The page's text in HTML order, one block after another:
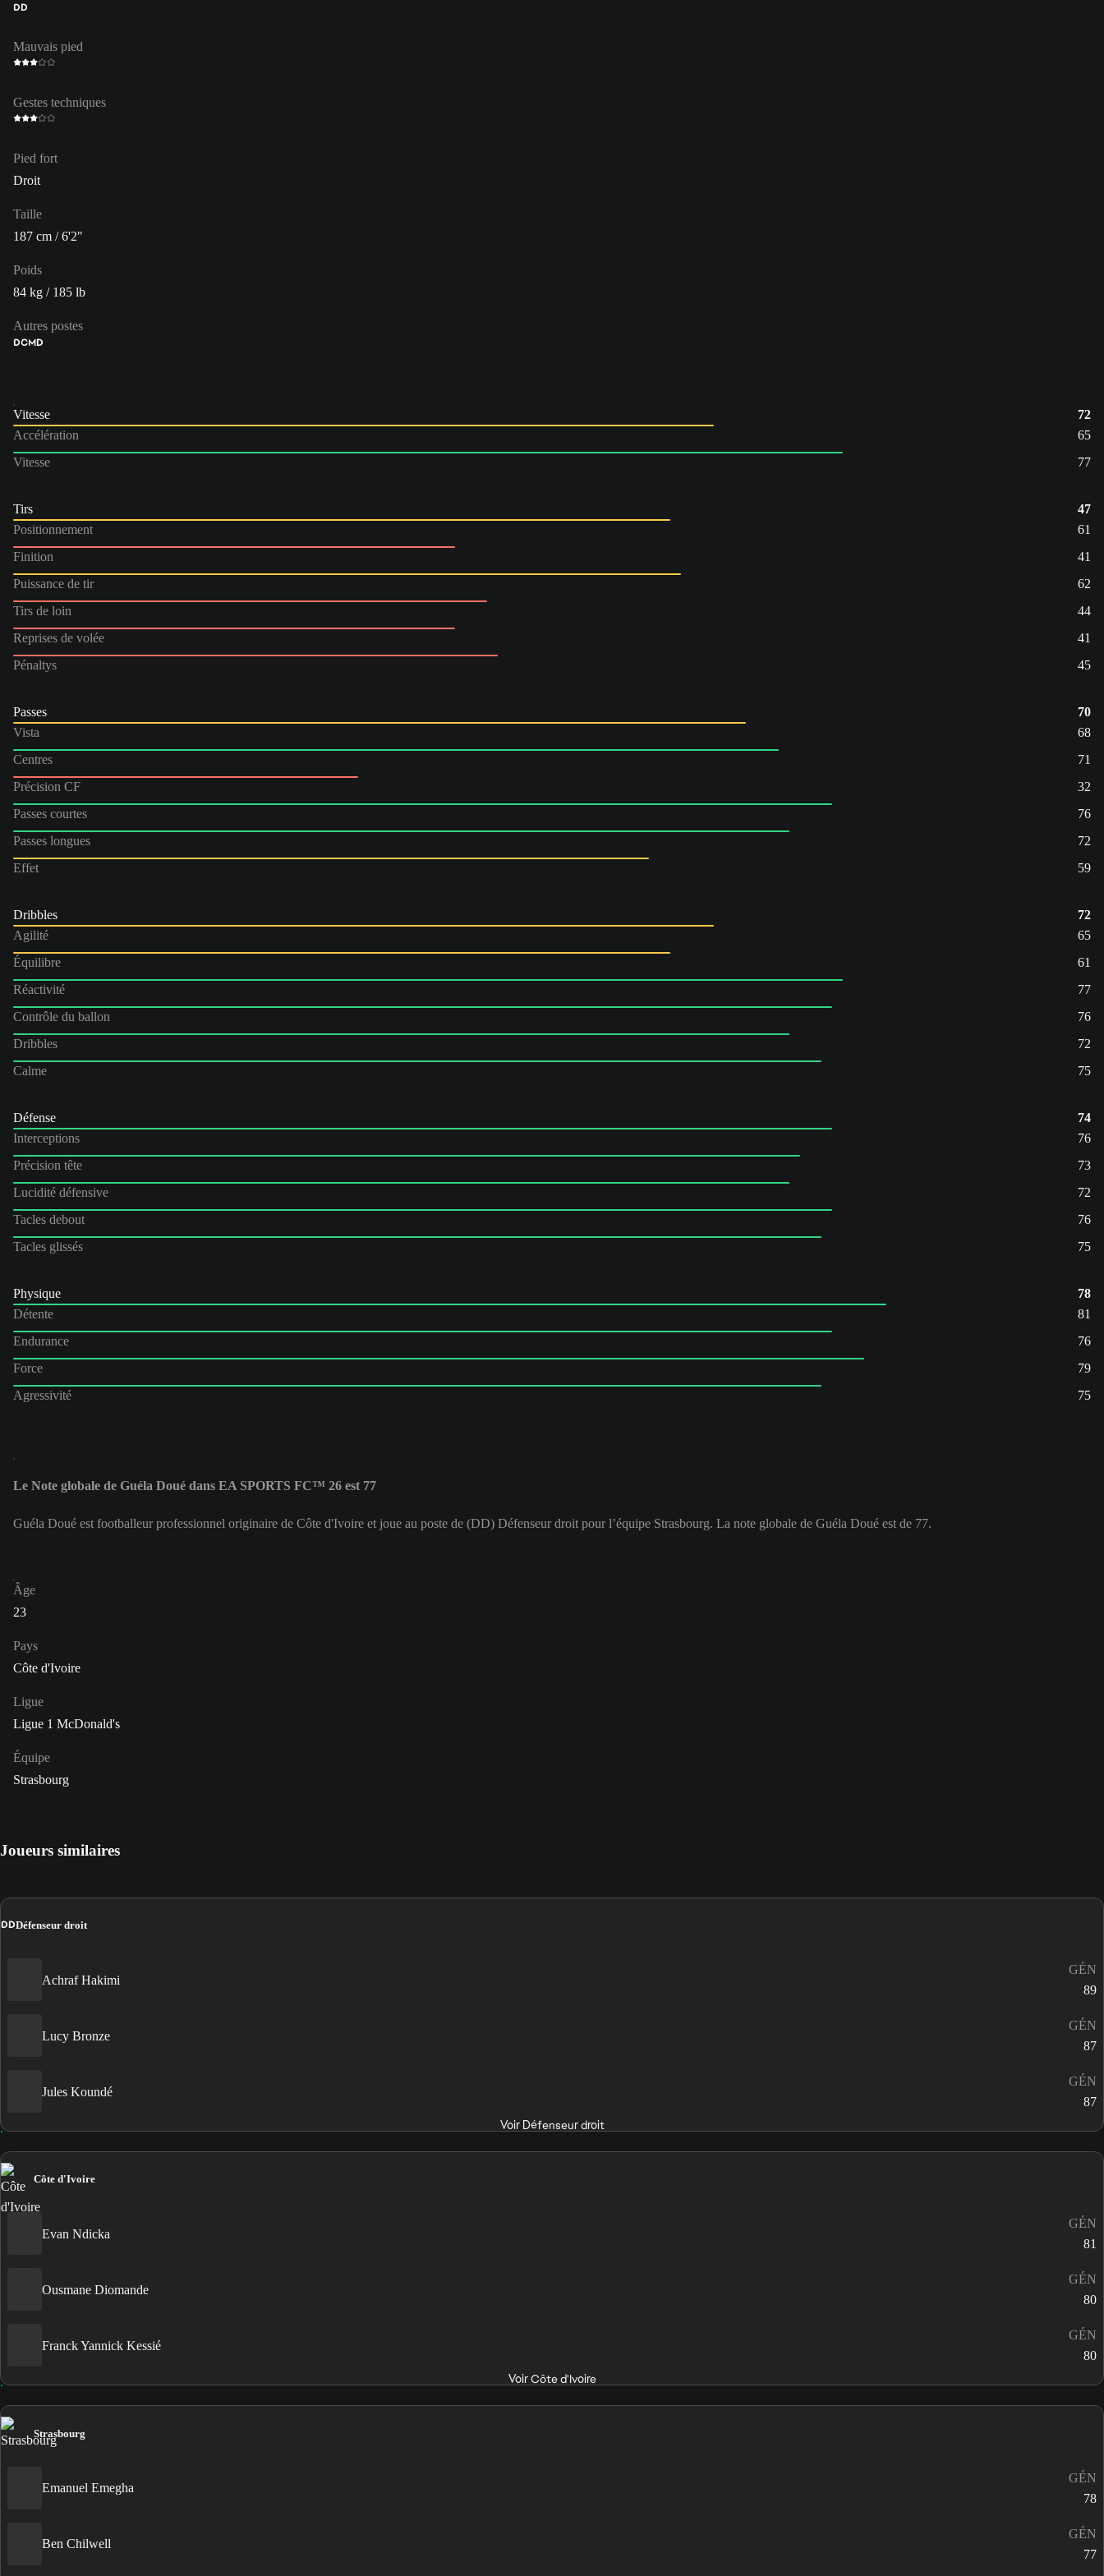
DD
Mauvais pied
Gestes techniques
Pied fort
Droit
Taille
187 cm / 6'2"
Poids
84 kg / 185 lb
Autres postes
DCMD
Vitesse
72
Accélération
65
Vitesse
77
Tirs
47
Positionnement
61
Finition
41
Puissance de tir
62
Tirs de loin
44
Reprises de volée
41
Pénaltys
45
Passes
70
Vista
68
Centres
71
Précision CF
32
Passes courtes
76
Passes longues
72
Effet
59
Dribbles
72
Agilité
65
Équilibre
61
Réactivité
77
Contrôle du ballon
76
Dribbles
72
Calme
75
Défense
74
Interceptions
76
Précision tête
73
Lucidité défensive
72
Tacles debout
76
Tacles glissés
75
Physique
78
Détente
81
Endurance
76
Force
79
Agressivité
75
Le Note globale de Guéla Doué dans EA SPORTS FC™ 26 est 77
Guéla Doué est footballeur professionnel originaire de Côte d'Ivoire et joue au poste de (DD) Défenseur droit pour l’équipe Strasbourg. La note globale de Guéla Doué est de 77.
Âge
23
Pays
Côte d'Ivoire
Ligue
Ligue 1 McDonald's
Équipe
Strasbourg
Joueurs similaires
DDDéfenseur droit
Achraf Hakimi
GÉN
89
Lucy Bronze
GÉN
87
Jules Koundé
GÉN
87
Voir Défenseur droit
Côte d'Ivoire
Evan Ndicka
GÉN
81
Ousmane Diomande
GÉN
80
Franck Yannick Kessié
GÉN
80
Voir Côte d'Ivoire
Strasbourg
Emanuel Emegha
GÉN
78
Ben Chilwell
GÉN
77